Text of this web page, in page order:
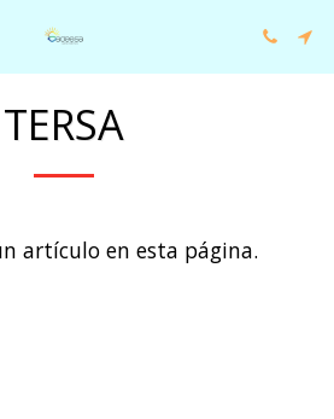
TERSA
artículo en esta página.